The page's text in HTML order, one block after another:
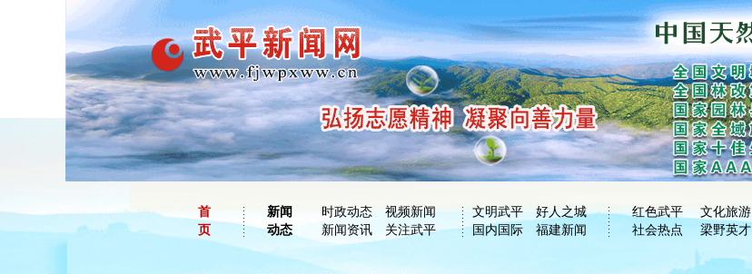
首
页
新闻 时政动态
视频新闻
动态
新闻资讯 关注武平
文明武平
好人之城
国内国际
福建新闻
红色武平
文化旅游
社会热点
梁野英才